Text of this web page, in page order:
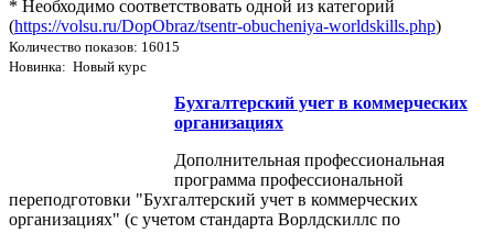
* Необходимо соответствовать одной из категорий
(https://volsu.ru/DopObraz/tsentr-obucheniya-worldskills.php)
Количество показов: 16015
Новинка: Новый курс
Бухгалтерский учет в коммерческих
организациях
Дополнительная профессиональная
программа профессиональной
переподготовки "Бухгалтерский учет в коммерческих
организациях" (с учетом стандарта Ворлдскиллс по